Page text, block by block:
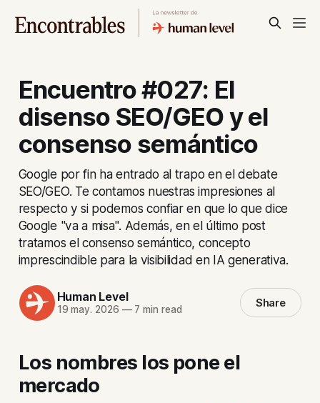
Encuentro #027: El
disenso SEO/GEO y el
consenso semántico
Google por fin ha entrado al trapo en el debate
SEO/GEO. Te contamos nuestras impresiones al
respecto y si podemos confiar en que lo que dice
Google "va a misa". Además, en el último post
tratamos el consenso semántico, concepto
imprescindible para la visibilidad en IA generativa.
Human Level
19 may. 2026 —7 min read Share
Los nombres los pone el
mercado